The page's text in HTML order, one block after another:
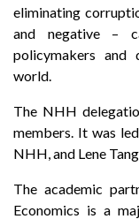
eliminating
and negative –
policymakers and
world.
The NHH
members. It was
NHH, and Lene
The academic
Economics is a